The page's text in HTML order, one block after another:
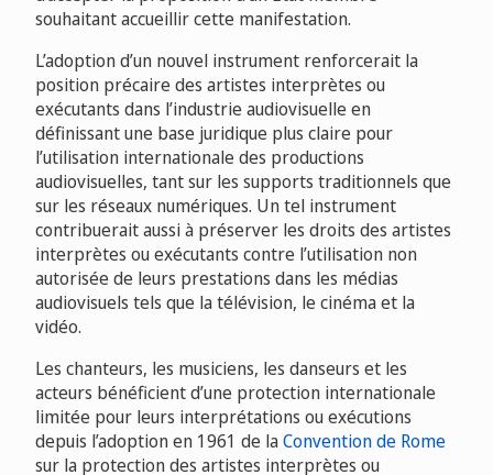
souhaitant accueillir cette manifestation.
L’adoption d’un nouvel instrument renforcerait la
position précaire des artistes interprètes ou
exécutants dans l’industrie audiovisuelle en
définissant une base juridique plus claire pour
l’utilisation internationale des productions
audiovisuelles, tant sur les supports traditionnels que
sur les réseaux numériques. Un tel instrument
contribuerait aussi à préserver les droits des artistes
interprètes ou exécutants contre l’utilisation non
autorisée de leurs prestations dans les médias
audiovisuels tels que la télévision, le cinéma et la
vidéo.
Les chanteurs, les musiciens, les danseurs et les
acteurs bénéficient d’une protection internationale
limitée pour leurs interprétations ou exécutions
depuis l’adoption en 1961 de laConvention de Rome
sur la protection des artistes interprètes ou